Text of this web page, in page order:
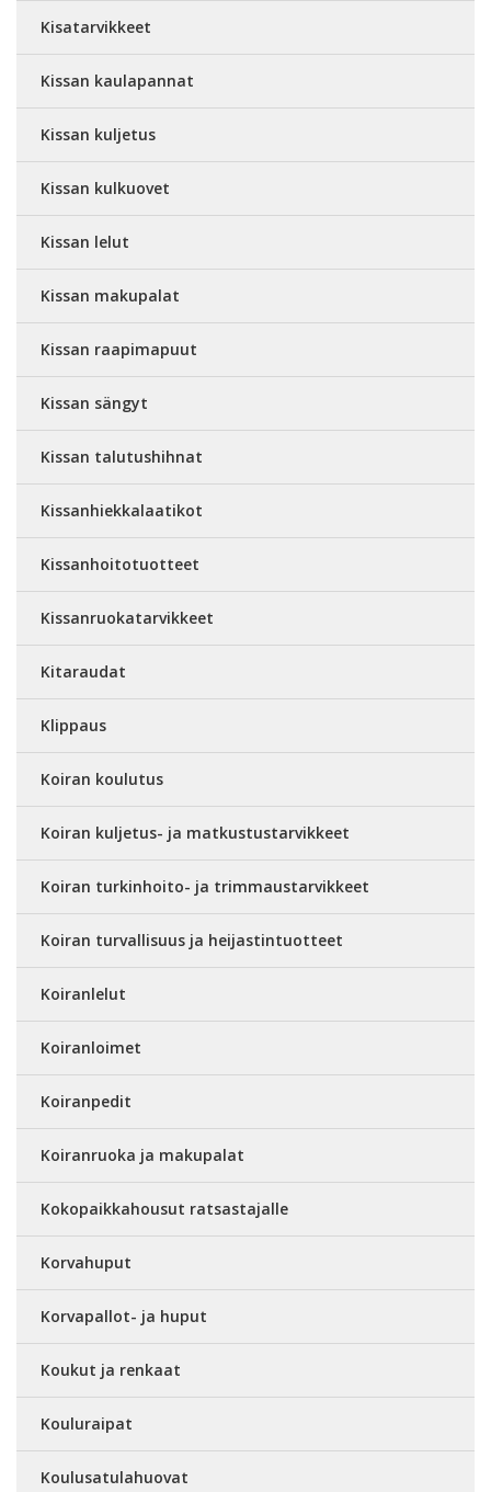
Kisatarvikkeet
Kissan kaulapannat
Kissan kuljetus
Kissan kulkuovet
Kissan lelut
Kissan makupalat
Kissan raapimapuut
Kissan sängyt
Kissan talutushihnat
Kissanhiekkalaatikot
Kissanhoitotuotteet
Kissanruokatarvikkeet
Kitaraudat
Klippaus
Koiran koulutus
Koiran kuljetus- ja matkustustarvikkeet
Koiran turkinhoito- ja trimmaustarvikkeet
Koiran turvallisuus ja heijastintuotteet
Koiranlelut
Koiranloimet
Koiranpedit
Koiranruoka ja makupalat
Kokopaikkahousut ratsastajalle
Korvahuput
Korvapallot- ja huput
Koukut ja renkaat
Kouluraipat
Koulusatulahuovat